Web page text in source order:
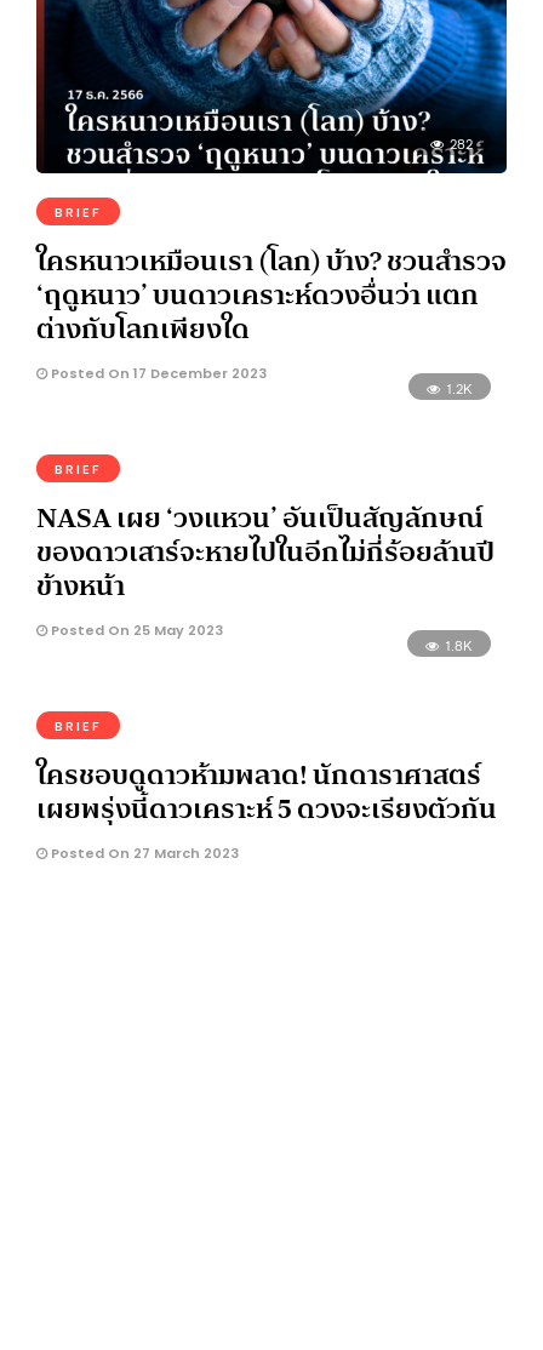
282
BRIEF
ใครหนาวเหมือนเรา (โลก) บ้าง? ชวนสำรวจ
‘ฤดูหนาว’ บนดาวเคราะห์ดวงอื่นว่า แตก
ต่างกับโลกเพียงใด
Posted On 17 December 2023
1.2K
BRIEF
NASA เผย ‘วงแหวน’ อันเป็นสัญลักษณ์
ของดาวเสาร์จะหายไปในอีกไม่กี่ร้อยล้านปี
ข้างหน้า
Posted On 25 May 2023
1.8K
BRIEF
ใครชอบดูดาวห้ามพลาด! นักดาราศาสตร์
เผยพรุ่งนี้ดาวเคราะห์ 5 ดวงจะเรียงตัวกัน
Posted On 27 March 2023